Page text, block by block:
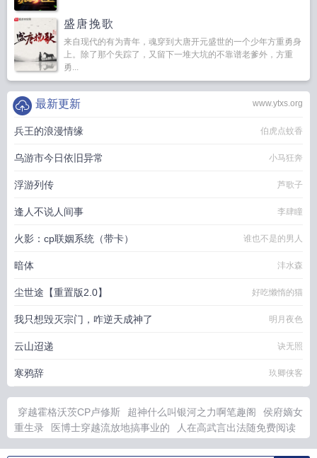
盛唐挽歌
来自现代的有为青年，魂穿到大唐开元盛世的一个少年方重勇身
上。除了那个失踪了，又留下一堆大坑的不靠谱老爹外，方重
勇...
www.ytxs.org
最新更新
兵王的浪漫情缘 伯虎点蚊香
乌游市今日依旧异常 小马狂奔
浮游列传 芦歌子
逢人不说人间事 李肆瞳
火影：cp联姻系统（带卡） 谁也不是的男人
暗体 沣水森
尘世途【重置版2.0】 好吃懒惰的猫
我只想毁灭宗门，咋逆天成神了 明月夜色
云山迢递 诀无照
寒鸦辞 玖卿侠客
穿越霍格沃茨CP卢修斯 超神什么叫银河之力啊笔趣阁
侯府嫡女
重生录
医博士穿越流放地搞事业的
人在高武言出法随免费阅读